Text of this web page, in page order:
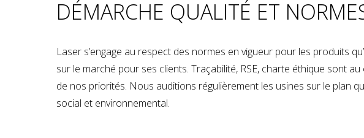
DÉMARCHE QUALITÉ ET
Laser s’engage au respect des normes en vigueur pour les produits
sur le marché pour ses clients. Traçabilité, RSE, charte éthique sont
de nos priorités. Nous auditions régulièrement les usines sur le plan
social et environnemental.